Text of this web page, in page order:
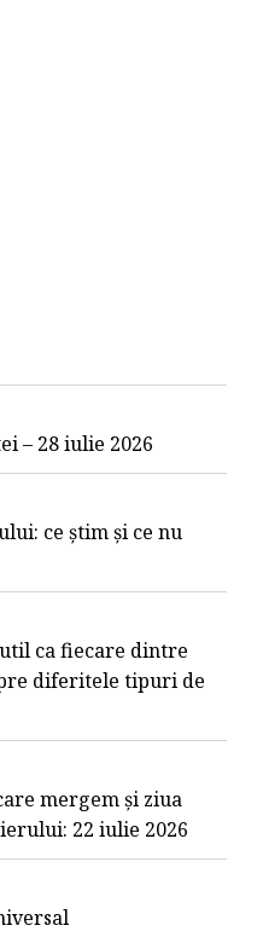
– 28 iulie 2026
ce știm și ce nu
util ca fiecare dintre
diferitele tipuri de
mergem și ziua
22 iulie 2026